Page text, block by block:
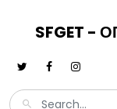
SFGET -